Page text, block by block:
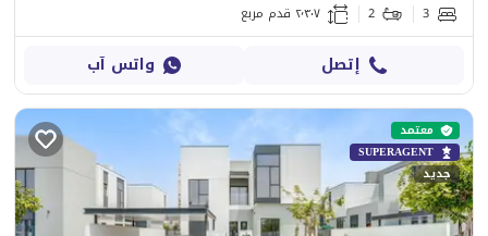
3
2 ٢٬٣٠٧ قدم مربع
إتصل واتس آب
معتمد
SUPERAGENT
جديد